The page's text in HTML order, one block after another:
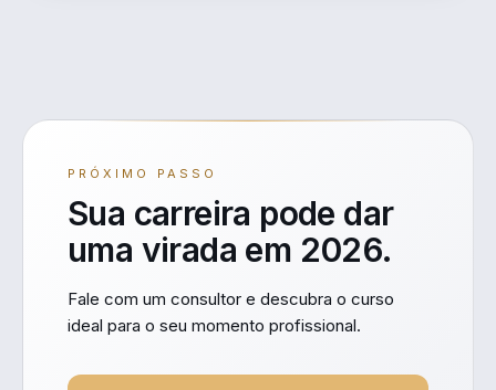
PRÓXIMO PASSO
Sua carreira pode dar
uma virada em 2026.
Fale com um consultor e descubra o curso
ideal para o seu momento profissional.